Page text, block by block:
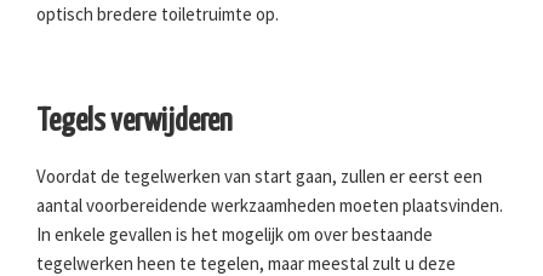
optisch bredere toiletruimte op.
Tegels verwijderen
Voordat de tegelwerken van start gaan, zullen er eerst een
aantal voorbereidende werkzaamheden moeten plaatsvinden.
In enkele gevallen is het mogelijk om over bestaande
tegelwerken heen te tegelen, maar meestal zult u deze